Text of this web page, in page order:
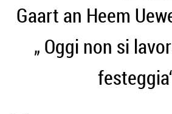
Gaart an Heem
„ Oggi non si